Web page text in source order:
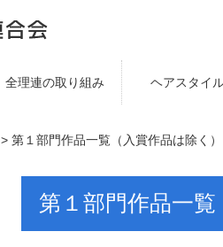
全理連の取り組み ヘアスタイ
> 第１部門作品一覧（入賞作品は除く）
第１部門作品一覧